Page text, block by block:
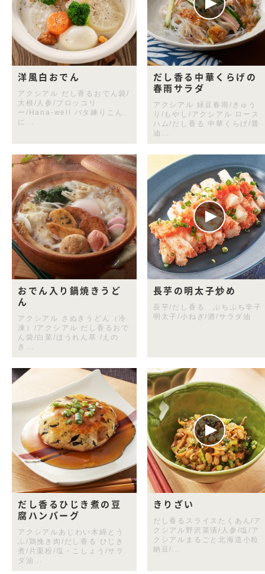
洋風白おでん
アクシアル だし香るおでん袋/
大根/人参/ブロッコリ
ー/Hana-well バタ練りこん
に...
だし香る中華くらげの
春雨サラダ
アクシアル 緑豆春雨/きゅう
り/もやし/アクシアル ロース
ハム/だし香る 中華くらげ/醤
油...
おでん入り鍋焼きうど
ん
アクシアル さぬきうどん（冷
凍）/アクシアル だし香るおで
ん袋/白菜/ほうれん草 /えの
き...
長芋の明太子炒め
長芋/だし香る ぷちぷち辛子
明太子/小ねぎ/酒/サラダ油
だし香るひじき煮の豆
腐ハンバーグ
アクシアルあじわい木綿とう
ふ/鶏挽き肉/だし香る ひじき
煮/片栗粉/塩・こしょう/サラ
ダ油...
きりざい
だし香るスライスたくあん/ア
クシアル野沢菜漬/人参/塩/ア
クシアルまるごと北海道小粒
納豆/...